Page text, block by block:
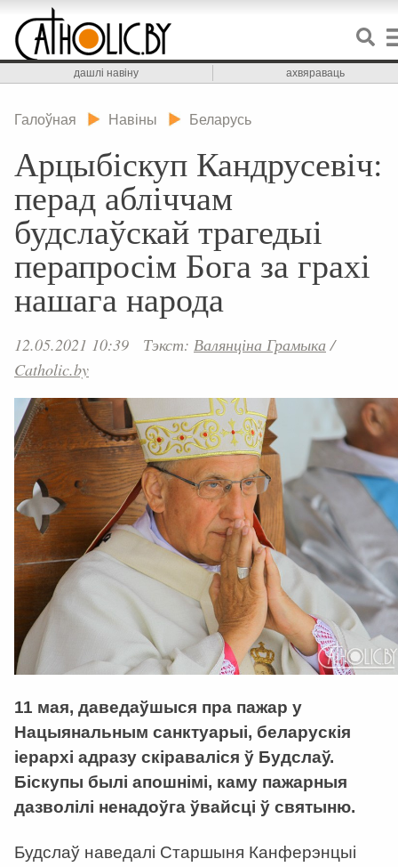
дашлі навіну ахвяраваць
Галоўная Навіны Беларусь
Арцыбіскуп Кандрусевіч:
перад абліччам
будслаўскай трагедыі
перапросім Бога за грахі
нашага народа
12.05.2021 10:39 Тэкст: Валянціна Грамыка/
Catholic.by
11 мая, даведаўшыся пра пажар у
Нацыянальным санктуарыі, беларускія
іерархі адразу скіраваліся ў Будслаў.
Біскупы былі апошнімі, каму пажарныя
дазволілі ненадоўга ўвайсці ў святыню.
Будслаў наведалі Старшыня Канферэнцыі